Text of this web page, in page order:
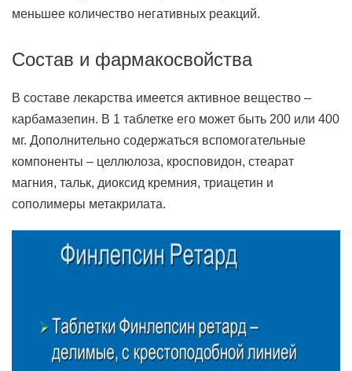
меньшее количество негативных реакций.
Состав и фармакосвойства
В составе лекарства имеется активное вещество –
карбамазепин. В 1 таблетке его может быть 200 или 400
мг. Дополнительно содержаться вспомогательные
компоненты – целлюлоза, кросповидон, стеарат
магния, тальк, диоксид кремния, триацетин и
сополимеры метакрилата.